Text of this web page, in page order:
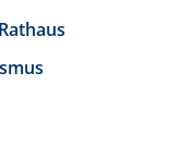
Rathaus